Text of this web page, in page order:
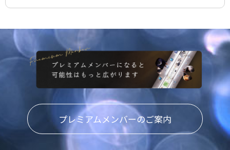
プレミアムメンバーのご案内